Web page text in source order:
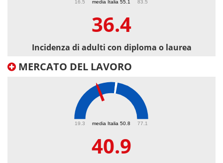
media Italia 55.1
16.5 83.5
36.4
Incidenza di adulti con diploma o laurea
MERCATO DEL LAVORO
media Italia 50.8
19.3 77.1
40.9